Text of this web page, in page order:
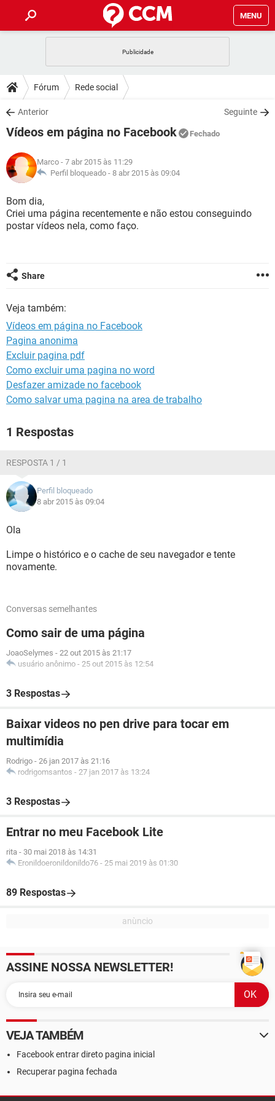
MENU
CELULAR
OUTLOOK
INSTAGRAM GMAIL
GUIA DE COMPRAS
DICAS
JOGOS
INSTAGRAM
GUIA DE COMPRAS
DOWNLOADS
JOGOS WHATSAPP
CELULAR
OUTLOOK EXCEL
INSTAGRAM
GUIA DE COMPRAS
JOGOS
CELULAR
OUTLOOK
INSTAGRAM
GLOSSÁRIO
JOGOS
CELULAR FACEBOOK
GUIA DE COMPRAS
Fórum Rede social
Anterior Seguinte
Vídeos em página no Facebook Fechado
Marco - 7 abr 2015 às 11:29
Perfil bloqueado - 8 abr 2015 às 09:04
Bom dia,
Criei uma página recentemente e não estou conseguindo
postar vídeos nela, como faço.
Share
Veja também:
Vídeos em página no Facebook
Pagina anonima
Excluir pagina pdf
Como excluir uma pagina no word
Desfazer amizade no facebook
Como salvar uma pagina na area de trabalho
1 Respostas
RESPOSTA 1 / 1
Perfil bloqueado
8 abr 2015 às 09:04
Ola
Limpe o histórico e o cache de seu navegador e tente
novamente.
Conversas semelhantes
Como sair de uma página
JoaoSelymes - 22 out 2015 às 21:17
usuário anônimo - 25 out 2015 às 12:54
3 Respostas
Baixar videos no pen drive para tocar em
multimídia
Rodrigo - 26 jan 2017 às 21:16
rodrigomsantos - 27 jan 2017 às 13:24
3 Respostas
Entrar no meu Facebook Lite
rita - 30 mai 2018 às 14:31
Eronildoeronildonildo76 - 25 mai 2019 às 01:30
89 Respostas
ASSINE NOSSA NEWSLETTER!
VEJA TAMBÉM
Facebook entrar direto pagina inicial
Recuperar pagina fechada